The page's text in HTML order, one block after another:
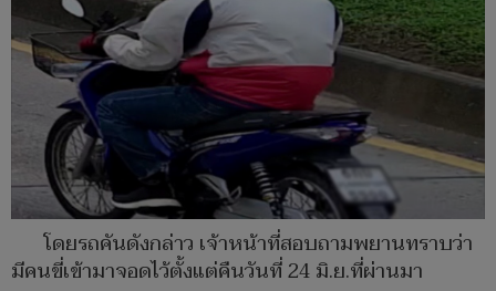
โดยรถคันดังกล่าว เจ้าหน้าที่สอบถามพยานทราบว่า
มีคนขี่เข้ามาจอดไว้ตั้งแต่คืนวันที่ 24 มิ.ย.ที่ผ่านมา